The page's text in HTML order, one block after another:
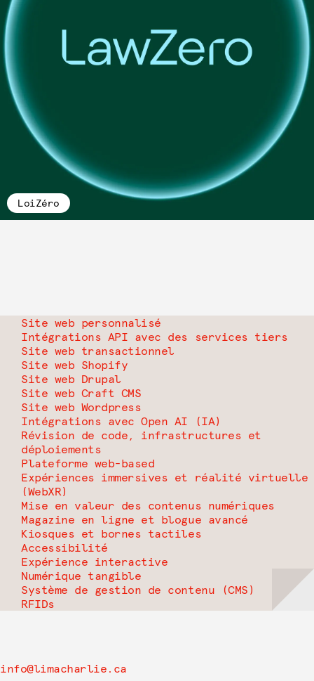
LoiZéro
Site web personnalisé
Intégrations API avec des services tiers
Site web transactionnel
Site web Shopify
Site web Drupal
Site web Craft CMS
Site web Wordpress
Intégrations avec Open AI (IA)
Révision de code, infrastructures et
déploiements
Plateforme web-based
Expériences immersives et réalité virtuelle
(WebXR)
Mise en valeur des contenus numériques
Magazine en ligne et blogue avancé
Kiosques et bornes tactiles
Accessibilité
Expérience interactive
Numérique tangible
Système de gestion de contenu (CMS)
RFIDs
info@limacharlie.ca